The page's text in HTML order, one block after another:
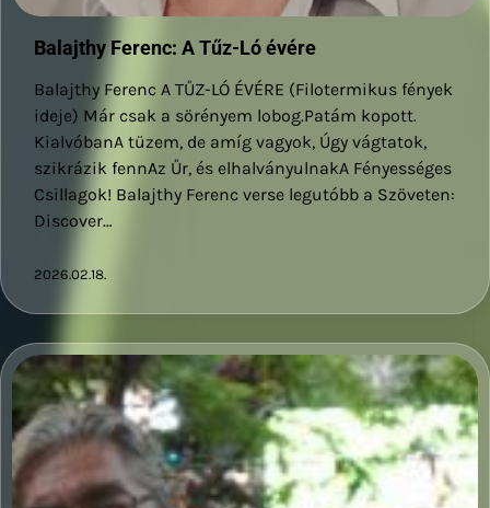
Balajthy Ferenc: A Tűz-Ló évére
Balajthy Ferenc A TŰZ-LÓ ÉVÉRE (Filotermikus fények
ideje) Már csak a sörényem lobog.Patám kopott.
KialvóbanA tüzem, de amíg vagyok, Úgy vágtatok,
szikrázik fennAz Űr, és elhalványulnakA Fényességes
Csillagok! Balajthy Ferenc verse legutóbb a Szöveten:
Discover…
2026.02.18.